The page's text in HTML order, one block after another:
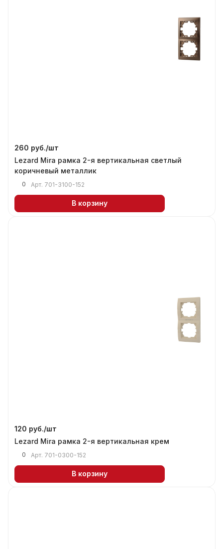
260 руб./шт
Lezard Mira рамка 2-я вертикальная светлый
коричневый металлик
0 Арт. 701-3100-152
В корзину
120 руб./шт
Lezard Mira рамка 2-я вертикальная крем
0 Арт. 701-0300-152
В корзину